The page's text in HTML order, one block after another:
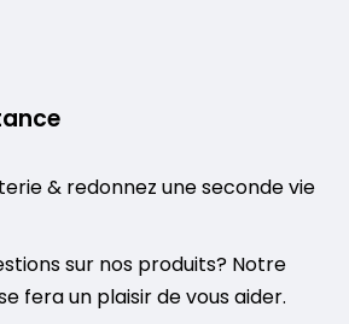
& redonnez une seconde vie
sur nos produits? Notre
fera un plaisir de vous aider.